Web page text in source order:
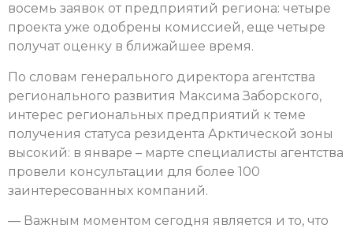
восемь заявок от предприятий региона: четыре
проекта уже одобрены комиссией, еще четыре
получат оценку в ближайшее время.
По словам генерального директора агентства
регионального развития Максима Заборского,
интерес региональных предприятий к теме
получения статуса резидента Арктической зоны
высокий: в январе – марте специалисты агентства
провели консультации для более 100
заинтересованных компаний.
— Важным моментом сегодня является и то, что